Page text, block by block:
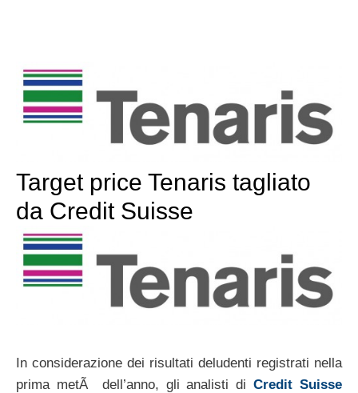
Target price Tenaris tagliato
da Credit Suisse
In considerazione dei risultati deludenti registrati nella
prima metÃ dell’anno, gli analisti diCredit Suisse